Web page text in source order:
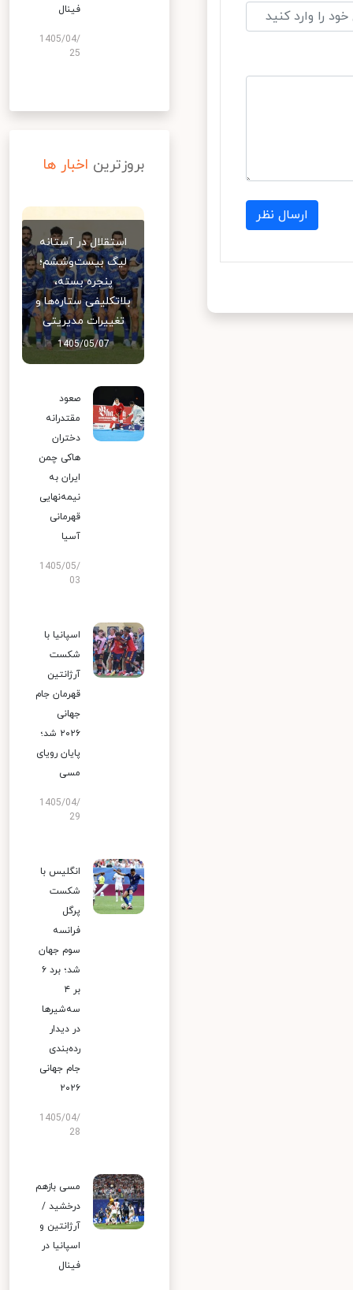
ارسال نظر
فینال
1405/04/
25
بروزترین اخبار ها
استقلال در آستانه
لیگ بیست‌وششم؛
پنجره بسته،
بلاتکلیفی ستاره‌ها و
تغییرات مدیریتی
1405/05/07
صعود
مقتدرانه
دختران
هاکی چمن
ایران به
نیمه‌نهایی
قهرمانی
آسیا
1405/05/
03
اسپانیا با
شکست
آرژانتین
قهرمان جام
جهانی
۲۰۲۶ شد؛
پایان رویای
مسی
1405/04/
29
انگلیس با
شکست
پرگل
فرانسه
سوم جهان
شد؛ برد ۶
بر ۴
سه‌شیرها
در دیدار
رده‌بندی
جام جهانی
۲۰۲۶
1405/04/
28
مسی بازهم
درخشید /
آرژانتین و
اسپانیا در
فینال